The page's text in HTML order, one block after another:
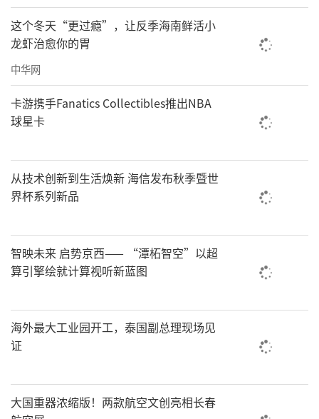
这个冬天“更过瘾”，让反季海南鲜活小
龙虾治愈你的胃
中华网
卡游携手Fanatics Collectibles推出NBA
球星卡
从技术创新到生活焕新 海信发布秋季暨世
界杯系列新品
​智映未来 启势京西—— “潭柘智空”以超
算引擎绘就计算视听新蓝图
海外最大工业园开工，泰国副总理现场见
证
大国重器浓缩版！两款航空文创亮相长春